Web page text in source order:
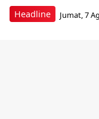
Headline Jumat, 7